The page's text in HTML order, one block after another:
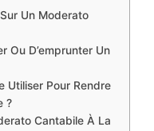
Un Moderato
Ou D’emprunter Un
Utiliser Pour Rendre
?
Cantabile À La